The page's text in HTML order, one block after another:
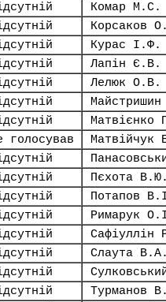
Комар М.С.
Корсаков
Курас І.Ф.
Лапін Є.В.
Лелюк О.В.
Матвієнко
голосував
Матвійчук
Пєхота В.Ю.
Потапов
Римарук
Сафіуллін
Слаута В.А.
Турманов